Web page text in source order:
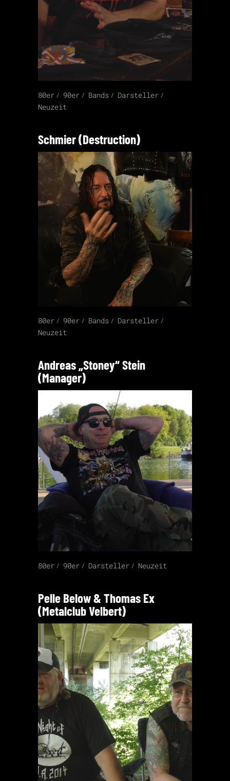
80er 90er Bands
Darsteller
Neuzeit
Schmier (Destruction)
80er 90er Bands
Darsteller
Neuzeit
Andreas „Stoney“ Stein
(Manager)
80er 90er Darsteller Neuzeit
Pelle Below & Thomas Ex
(Metalclub Velbert)